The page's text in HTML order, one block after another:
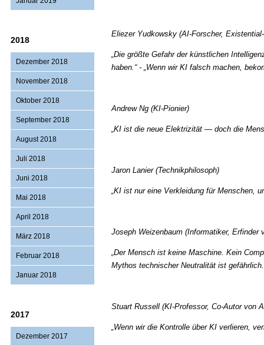
2018
Dezember 2018
November 2018
Oktober 2018
September 2018
August 2018
Juli 2018
Juni 2018
Mai 2018
April 2018
März 2018
Februar 2018
Januar 2018
2017
Dezember 2017
Eliezer Yudkowsky (AI-Forscher,
„Die größte Gefahr der künstlichen
haben.“ - „Wenn wir KI falsch machen,
Andrew Ng (KI-Pionier)
„KI ist die neue Elektrizität — doch die
Jaron Lanier (Technikphilosoph)
„KI ist nur eine Verkleidung für Menschen,
Joseph Weizenbaum (Informatiker, Erfinder
„Der Mensch ist keine Maschine. Kein
Mythos technischer Neutralität ist
Stuart Russell (KI-Professor, Co-Autor von
„Wenn wir die Kontrolle über KI verlieren,